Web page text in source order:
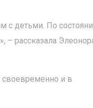
с детьми. По
– рассказала
своевременно и в